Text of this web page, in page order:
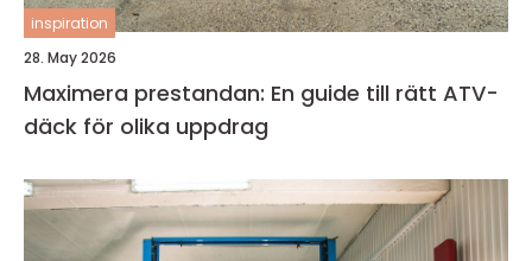
inspiration
28. May 2026
Maximera prestandan: En guide till rätt ATV-
däck för olika uppdrag